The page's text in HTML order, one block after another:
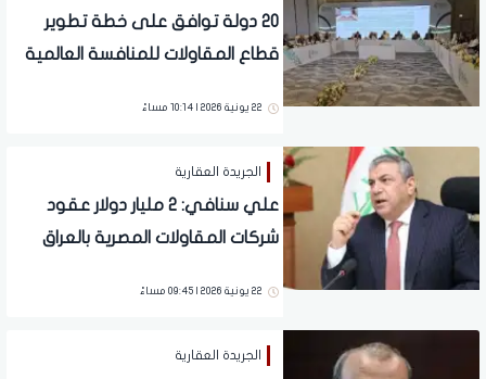
20 دولة توافق على خطة تطوير
قطاع المقاولات للمنافسة العالمية
22 يونية 2026 | 10:14 مساءً
الجريدة العقارية
علي سنافي: 2 مليار دولار عقود
شركات المقاولات المصرية بالعراق
22 يونية 2026 | 09:45 مساءً
الجريدة العقارية